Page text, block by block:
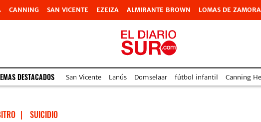
CANNING SAN VICENTE EZEIZA ALMIRANTE BROWN LOMAS DE ZAMORA
DESTACADOS San Vicente Lanús Domselaar fútbol infantil Canning
| SUICIDIO